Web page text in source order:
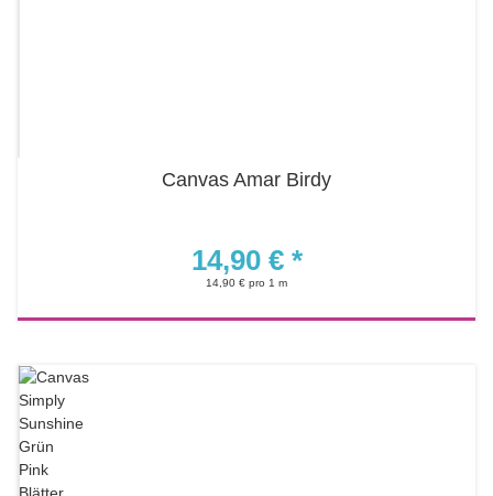
Canvas Amar Birdy
14,90 € *
14,90 € pro 1 m